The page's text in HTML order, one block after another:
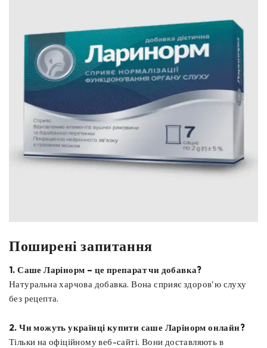
Поширені запитання
1. Саше Ларінорм – це препарат чи добавка?
Натуральна харчова добавка. Вона сприяє здоров'ю слуху
без рецепта.
2. Чи можуть українці купити саше Ларінорм онлайн?
Тільки на офіційному веб-сайті. Вони доставляють в